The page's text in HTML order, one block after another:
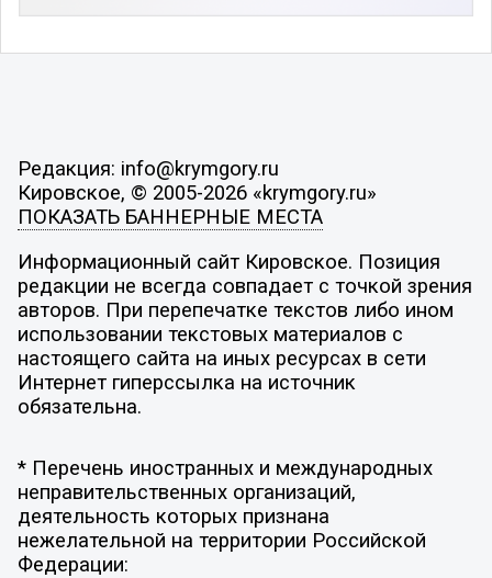
Редакция: info@krymgory.ru
Кировское, © 2005-2026 «krymgory.ru»
ПОКАЗАТЬ БАННЕРНЫЕ МЕСТА
Информационный сайт Кировское. Позиция
редакции не всегда совпадает с точкой зрения
авторов. При перепечатке текстов либо ином
использовании текстовых материалов с
настоящего сайта на иных ресурсах в сети
Интернет гиперссылка на источник
обязательна.
* Перечень иностранных и международных
неправительственных организаций,
деятельность которых признана
нежелательной на территории Российской
Федерации: